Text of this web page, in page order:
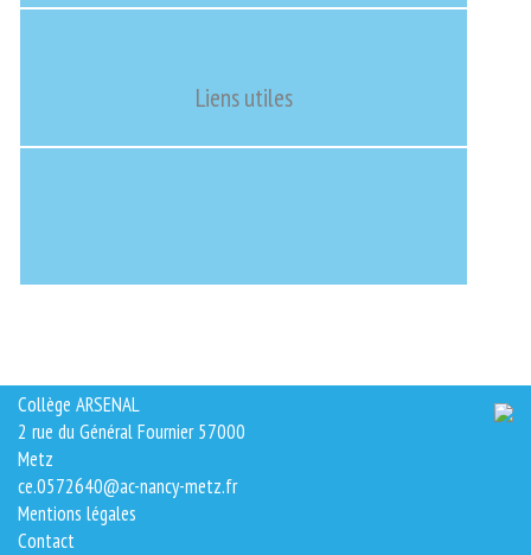
Liens utiles
Collège ARSENAL
2 rue du Général Fournier 57000
Metz
ce.0572640@ac-nancy-metz.fr
Mentions légales
Contact